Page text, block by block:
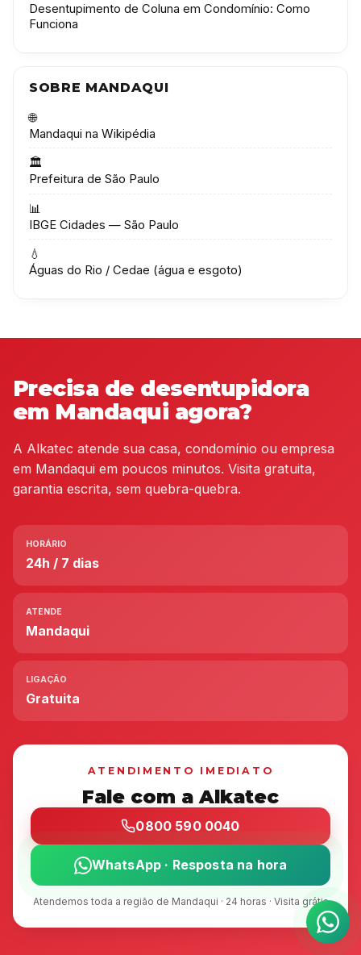
Desentupimento de Coluna em Condomínio: Como
Funciona
SOBRE MANDAQUI
🌐
Mandaqui na Wikipédia
🏛️
Prefeitura de São Paulo
📊
IBGE Cidades — São Paulo
💧
Águas do Rio / Cedae (água e esgoto)
Precisa de desentupidora
em Mandaqui agora?
A Alkatec atende sua casa, condomínio ou empresa
em Mandaqui em poucos minutos. Visita gratuita,
garantia escrita, sem quebra-quebra.
HORÁRIO
24h / 7 dias
ATENDE
Mandaqui
LIGAÇÃO
Gratuita
ATENDIMENTO IMEDIATO
Fale com a Alkatec
0800 590 0040
WhatsApp · Resposta na hora
Atendemos toda a região de Mandaqui · 24 horas · Visita grátis